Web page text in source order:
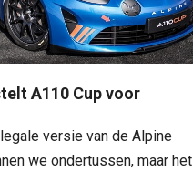
A110 Cup voor
versie van de Alpine
we ondertussen, maar het